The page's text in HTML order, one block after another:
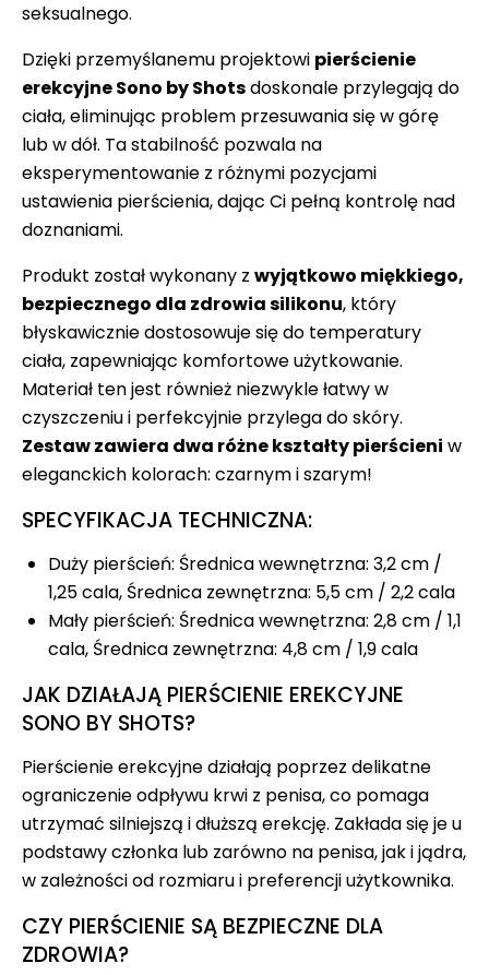
seksualnego.
Dzięki przemyślanemu projektowi pierścienie
erekcyjne Sono by Shotsdoskonale przylegają do
ciała, eliminując problem przesuwania się w górę
lub w dół. Ta stabilność pozwala na
eksperymentowanie z różnymi pozycjami
ustawienia pierścienia, dając Ci pełną kontrolę nad
doznaniami.
Produkt został wykonany z wyjątkowo miękkiego,
bezpiecznego dla zdrowia silikonu, który
błyskawicznie dostosowuje się do temperatury
ciała, zapewniając komfortowe użytkowanie.
Materiał ten jest również niezwykle łatwy w
czyszczeniu i perfekcyjnie przylega do skóry.
Zestaw zawiera dwa różne kształty pierścieni w
eleganckich kolorach: czarnym i szarym!
SPECYFIKACJA TECHNICZNA:
Duży pierścień: Średnica wewnętrzna: 3,2 cm /
1,25 cala, Średnica zewnętrzna: 5,5 cm / 2,2 cala
Mały pierścień: Średnica wewnętrzna: 2,8 cm / 1,1
cala, Średnica zewnętrzna: 4,8 cm / 1,9 cala
JAK DZIAŁAJĄ PIERŚCIENIE EREKCYJNE
SONO BY SHOTS?
Pierścienie erekcyjne działają poprzez delikatne
ograniczenie odpływu krwi z penisa, co pomaga
utrzymać silniejszą i dłuższą erekcję. Zakłada się je u
podstawy członka lub zarówno na penisa, jak i jądra,
w zależności od rozmiaru i preferencji użytkownika.
CZY PIERŚCIENIE SĄ BEZPIECZNE DLA
ZDROWIA?